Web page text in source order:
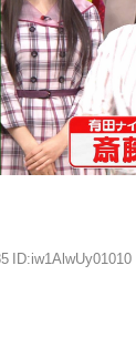
ID:iw1AlwUy01010